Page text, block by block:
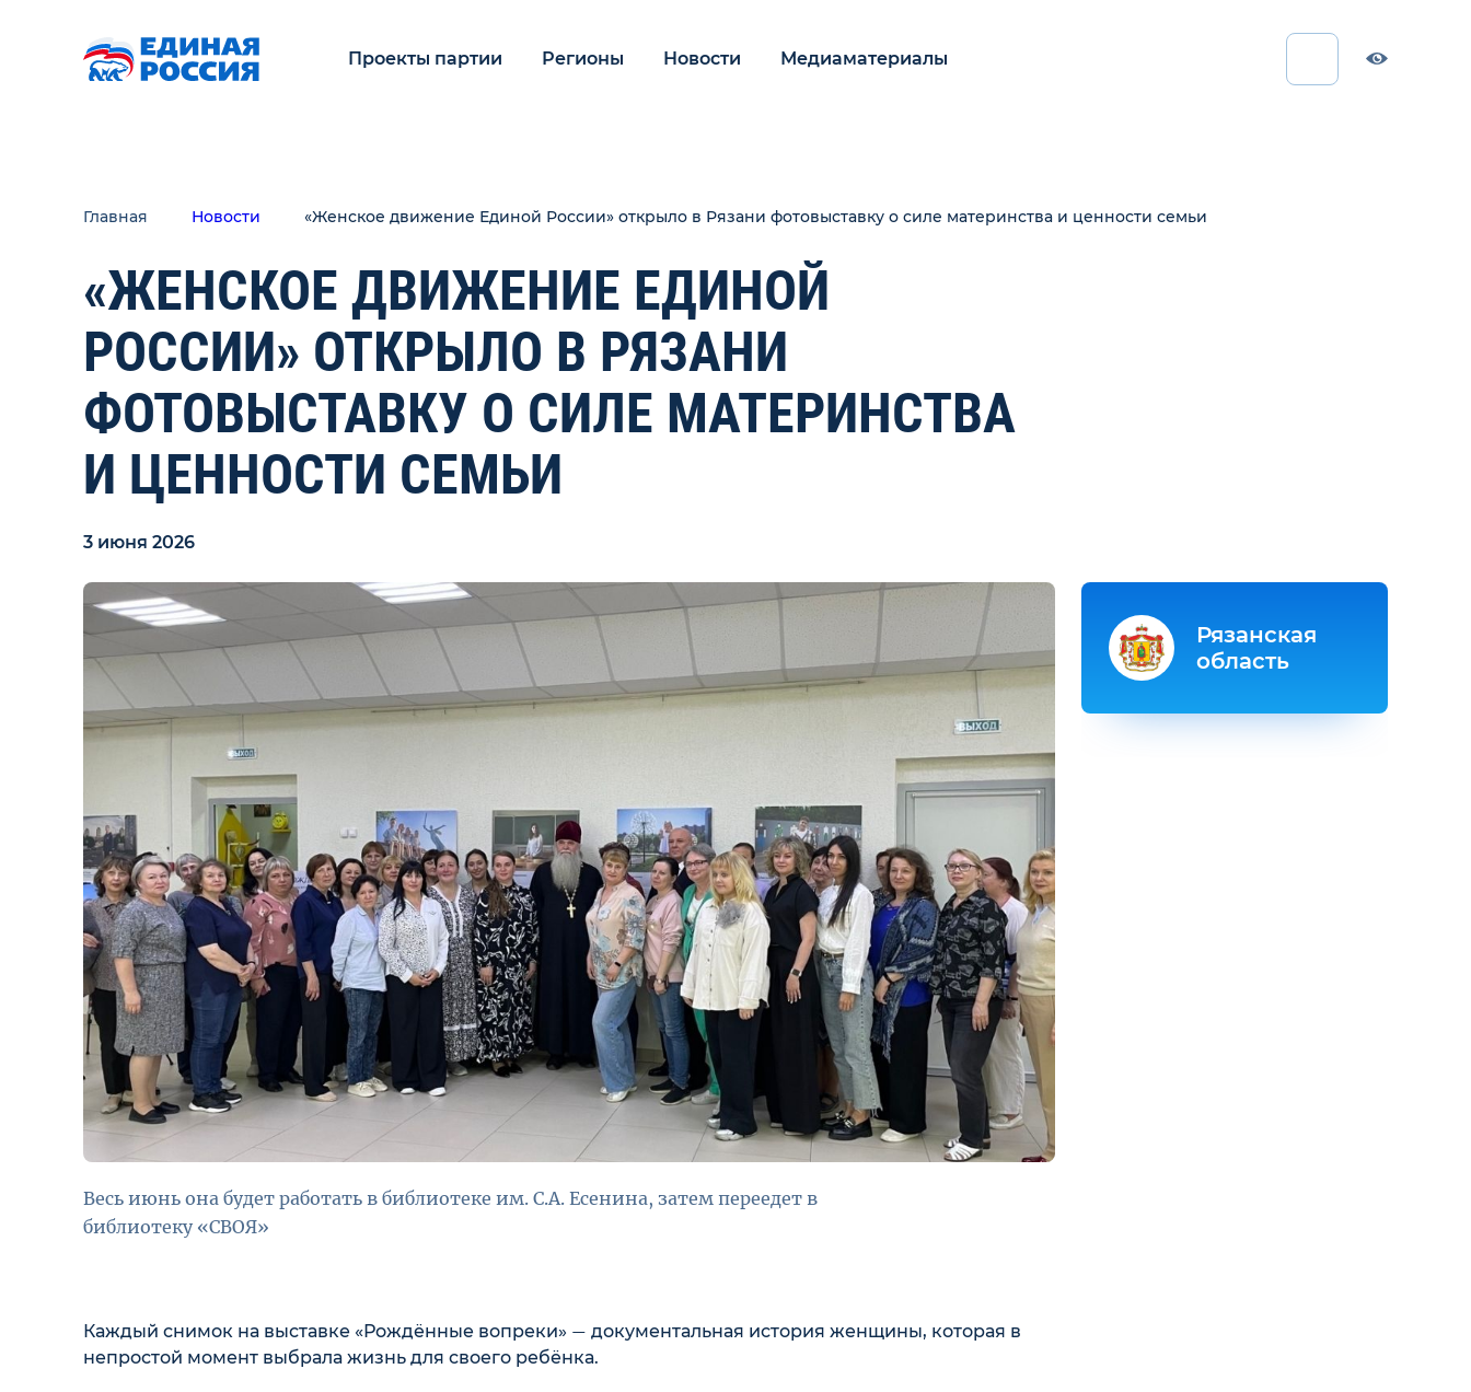
Проекты партии Регионы Новости Медиаматериалы
Главная Новости «Женское движение Единой России» открыло в Рязани фотовыставку о силе материнства и ценности семьи
«ЖЕНСКОЕ ДВИЖЕНИЕ ЕДИНОЙ
РОССИИ» ОТКРЫЛО В РЯЗАНИ
ФОТОВЫСТАВКУ О СИЛЕ МАТЕРИНСТВА
И ЦЕННОСТИ СЕМЬИ
3 июня 2026
Весь июнь она будет работать в библиотеке им. С.А. Есенина, затем переедет в
библиотеку «СВОЯ»
Каждый снимок на выставке «Рождённые вопреки» — документальная история женщины, которая в
непростой момент выбрала жизнь для своего ребёнка.
Рязанская
область